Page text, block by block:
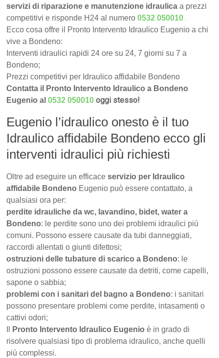
servizi di riparazione e manutenzione idraulica a prezzi
competitivi e risponde H24 al numero0532 050010 .
Ecco cosa offre il Pronto Intervento Idraulico Eugenio a chi
vive a Bondeno:
Interventi idraulici rapidi 24 ore su 24, 7 giorni su 7 a
Bondeno;
Prezzi competitivi per Idraulico affidabile Bondeno
Contatta il Pronto Intervento Idraulico a Bondeno
Eugenio al0532 050010 oggi stesso!
Eugenio l’idraulico onesto è il tuo
Idraulico affidabile Bondeno ecco gli
interventi idraulici più richiesti
Oltre ad eseguire un efficaceservizio per Idraulico
affidabile Bondeno Eugenio può essere contattato, a
qualsiasi ora per:
perdite idrauliche da wc, lavandino, bidet, water a
Bondeno: le perdite sono uno dei problemi idraulici più
comuni. Possono essere causate da tubi danneggiati,
raccordi allentati o giunti difettosi;
ostruzioni delle tubature di scarico a Bondeno: le
ostruzioni possono essere causate da detriti, come capelli,
sapone o sabbia;
problemi con i sanitari del bagno a Bondeno: i sanitari
possono presentare problemi come perdite, intasamenti o
cattivi odori;
Pronto Intervento Idraulico Eugenio è in grado di
risolvere qualsiasi tipo di problema idraulico, anche quelli
più complessi.